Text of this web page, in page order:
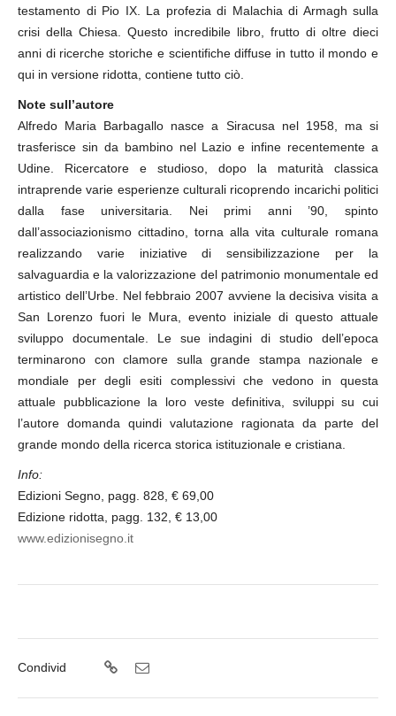
testamento di Pio IX. La profezia di Malachia di Armagh sulla
crisi della Chiesa. Questo incredibile libro, frutto di oltre dieci
anni di ricerche storiche e scientifiche diffuse in tutto il mondo e
qui in versione ridotta, contiene tutto ciò.
Note sull’autore
Alfredo Maria Barbagallo nasce a Siracusa nel 1958, ma si
trasferisce sin da bambino nel Lazio e infine recentemente a
Udine. Ricercatore e studioso, dopo la maturità classica
intraprende varie esperienze culturali ricoprendo incarichi politici
dalla fase universitaria. Nei primi anni ’90, spinto
dall’associazionismo cittadino, torna alla vita culturale romana
realizzando varie iniziative di sensibilizzazione per la
salvaguardia e la valorizzazione del patrimonio monumentale ed
artistico dell’Urbe. Nel febbraio 2007 avviene la decisiva visita a
San Lorenzo fuori le Mura, evento iniziale di questo attuale
sviluppo documentale. Le sue indagini di studio dell’epoca
terminarono con clamore sulla grande stampa nazionale e
mondiale per degli esiti complessivi che vedono in questa
attuale pubblicazione la loro veste definitiva, sviluppi su cui
l’autore domanda quindi valutazione ragionata da parte del
grande mondo della ricerca storica istituzionale e cristiana.
Info:
Edizioni Segno, pagg. 828, € 69,00
Edizione ridotta, pagg. 132, € 13,00
www.edizionisegno.it
Condivid